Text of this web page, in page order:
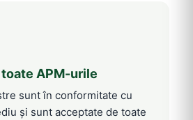
APM-urile
sunt în conformitate cu
și sunt acceptate de toate